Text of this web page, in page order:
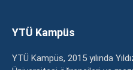
YTÜ Kampüs
YTÜ Kampüs, 2015 yılında